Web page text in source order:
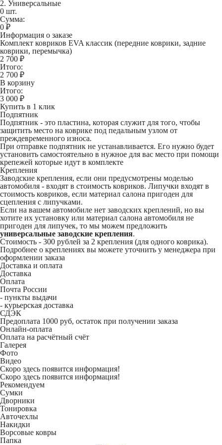
2. Универсальные
0 шт.
Сумма:
0 ₽
Информация о заказе
Комплект ковриков EVA классик (передние коврики, задние
коврики, перемычка)
2 700 ₽
Итого:
2 700 ₽
В корзину
Итого:
3 000 ₽
Купить в 1 клик
Подпятник
Подпятник - это пластина, которая служит для того, чтобы
защитить место на коврике под педальным узлом от
преждевременного износа.
При отправке подпятник не устанавливается. Его нужно будет
установить самостоятельно в нужное для вас место при помощи
крепежей которые идут в комплекте
Крепления
Заводские крепления, если они предусмотрены моделью
автомобиля - входят в стоимость ковриков. Липучки входят в
стоимость ковриков, если материал салона пригоден для
сцепления с липучками.
Если на вашем автомобиле нет заводских креплений, но вы
хотите их установку или материал салона автомобиля не
пригоден для липучек, то мы можем предложить
универсальные заводские крепления.
Стоимость - 300 рублей за 2 крепления (для одного коврика).
Подробнее о креплениях вы можете уточнить у менеджера при
оформлении заказа
Доставка и оплата
Доставка
Оплата
Почта России
- пункты выдачи
- курьерская доставка
СДЭК
Предоплата 1000 руб, остаток при получении заказа
Онлайн-оплата
Оплата на расчётный счёт
Галерея
Фото
Видео
Скоро здесь появится информация!
Скоро здесь появится информация!
Рекомендуем
Сумки
Дворники
Тонировка
Авточехлы
Накидки
Ворсовые ковры
Папка